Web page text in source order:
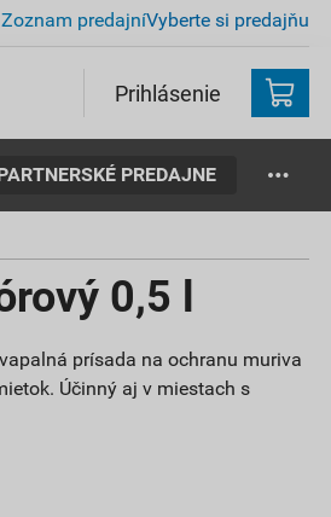
Zoznam predajníVyberte si predajňu
Prihlásenie
PREDAJNE
0,5 l
prísada na ochranu muriva
Účinný aj v miestach s